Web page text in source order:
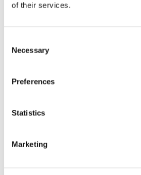
of their services.
Selection
Necessary
Preferences
Statistics
Marketing